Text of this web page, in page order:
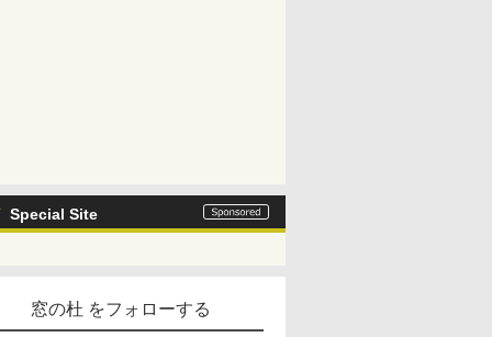
Special Site
窓の杜 をフォローする